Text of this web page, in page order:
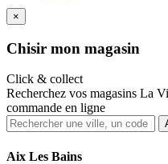
×
Chisir mon magasin
Click & collect
Recherchez vos magasins La
commande en ligne
Aix Les Bains